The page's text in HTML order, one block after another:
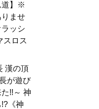
道】※
ませ
ッシ
スロス
漢の頂
が遊び
!!～ 神
《神